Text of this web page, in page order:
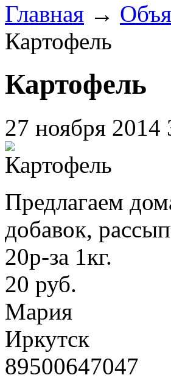
Главная →
Картофель
Картофель
27 ноября 2014
Предлагаем
добавок,
20р-за 1кг.
20 руб.
Мария
Иркутск
89500647047